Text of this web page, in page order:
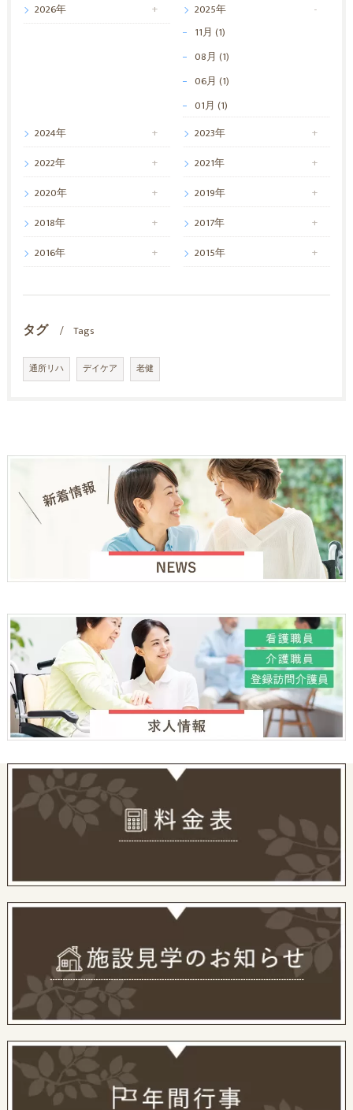
2026年
2025年
11月 (1)
08月 (1)
06月 (1)
01月 (1)
2024年
2023年
2022年
2021年
2020年
2019年
2018年
2017年
2016年
2015年
タグ Tags
通所リハ デイケア 老健